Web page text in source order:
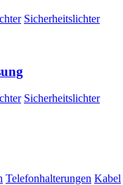
Sicherheitslichter
Sicherheitslichter
Telefonhalterungen Kabel